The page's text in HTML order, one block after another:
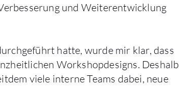
und Weiterentwicklung
hatte, wurde mir klar, dass
Workshopdesigns. Deshalb
viele interne Teams dabei, neue